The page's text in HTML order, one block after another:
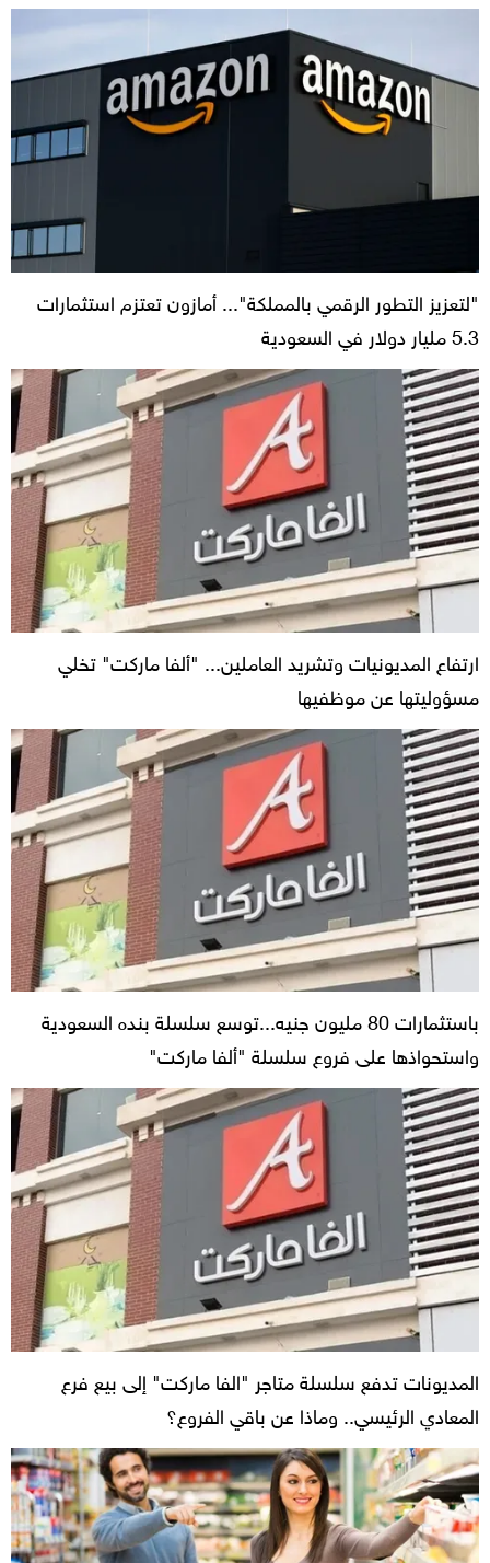
"لتعزيز التطور الرقمي بالمملكة"... أمازون تعتزم استثمارات
5.3 مليار دولار في السعودية
ارتفاع المديونيات وتشريد العاملين... "ألفا ماركت" تخلي
مسؤوليتها عن موظفيها
باستثمارات 80 مليون جنيه...توسع سلسلة بنده السعودية
واستحواذها على فروع سلسلة "ألفا ماركت"
المديونات تدفع سلسلة متاجر "الفا ماركت" إلى بيع فرع
المعادي الرئيسي.. وماذا عن باقي الفروع؟